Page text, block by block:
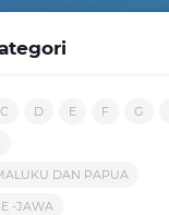
C D E F G
DAN PAPUA
-JAWA